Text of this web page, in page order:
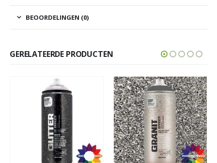
BEOORDELINGEN (0)
GERELATEERDE PRODUCTEN